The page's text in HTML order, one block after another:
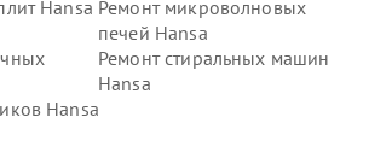
Hansa Ремонт микроволновых
печей Hansa
Ремонт стиральных машин
Hansa
Hansa